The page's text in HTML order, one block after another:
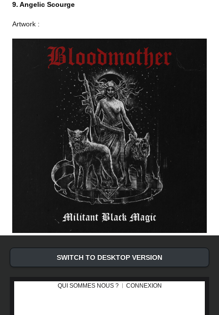
9. Angelic Scourge
Artwork :
SWITCH TO DESKTOP VERSION
QUI SOMMES NOUS ? CONNEXION